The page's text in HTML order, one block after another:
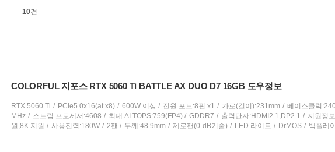
상
10건
COLORFUL 지포스 RTX 5060 Ti BATTLE AX DUO D7 16GB 도우정보
RTX 5060 Ti PCIe5.0x16(at x8) 600W 이상 전원 포트:8핀 x1 가로(길이):231mm 베이스클럭
MHz
스트림 프로세서:4608 최대 AI TOPS:759(FP4) GDDR7 출력단자:HDMI2.1,DP2.1
지원정
원,8K 지원
사용전력:180W 2팬 두께:48.9mm 제로팬(0-dB기술) LED 라이트 DrMOS 백플레